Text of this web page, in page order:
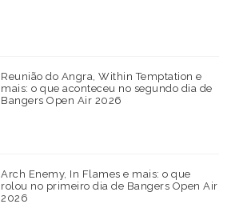
Reunião do Angra, Within Temptation e
mais: o que aconteceu no segundo dia de
Bangers Open Air 2026
Arch Enemy, In Flames e mais: o que
rolou no primeiro dia de Bangers Open Air
2026